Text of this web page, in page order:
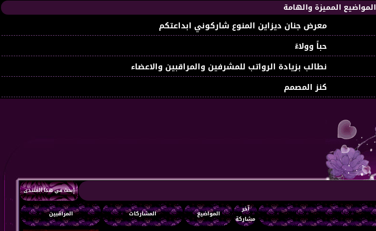
المواضيع المميزة والهامة
معرض جنان ديزاين المنوع شاركوني ابداعتكم
حباً وولاءً
نطالب بزيادة الرواتب للمشرفين والمراقبين والاعضاء
كنز المصمم
إبحث في هذا المنتدى
آخر
مشاركة
المواضيع المشاركات المراقبين